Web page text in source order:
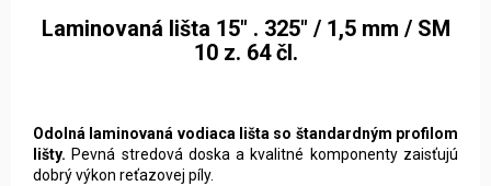
Laminovaná lišta 15" . 325" / 1,5 mm / SM
10 z. 64 čl.
Odolná laminovaná vodiaca lišta so štandardným profilom
lišty. Pevná stredová doska a kvalitné komponenty zaisťujú
dobrý výkon reťazovej píly.